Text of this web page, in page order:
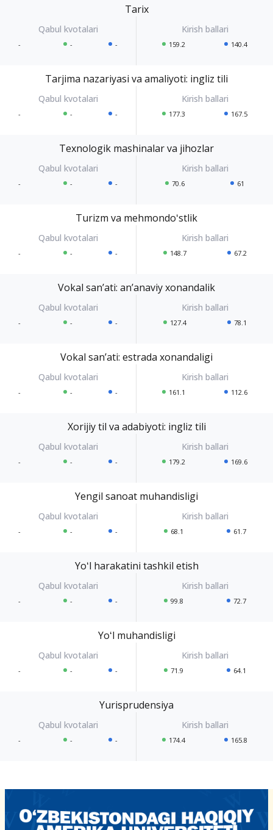
Tarix
- - - 159.2 140.4
Tarjima nazariyasi va amaliyoti: ingliz tili
- - - 177.3 167.5
Texnologik mashinalar va jihozlar
- - - 70.6 61
Turizm va mehmondoʻstlik
- - - 148.7 67.2
Vokal sanʼati: anʼanaviy xonandalik
- - - 127.4 78.1
Vokal sanʼati: estrada xonandaligi
- - - 161.1 112.6
Xorijiy til va adabiyoti: ingliz tili
- - - 179.2 169.6
Yengil sanoat muhandisligi
- - - 68.1 61.7
Yoʻl harakatini tashkil etish
- - - 99.8 72.7
Yoʻl muhandisligi
- - - 71.9 64.1
Yurisprudensiya
- - - 174.4 165.8